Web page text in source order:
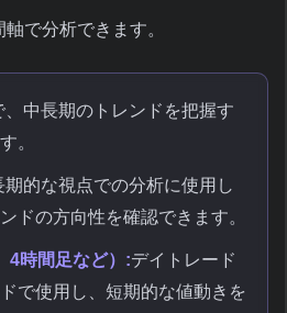
で分析できます。
中長期のトレンドを把握す
。
期的な視点での分析に使用し
ドの方向性を確認できます。
4時間足など）:デイトレード
で使用し、短期的な値動きを